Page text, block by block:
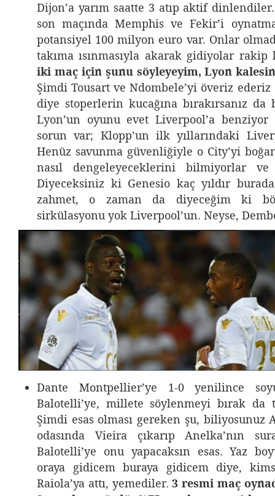
Dijon’a yarım saatte 3 atıp aktif
son maçında Memphis ve Fekir’i
potansiyel 100 milyon euro var. Onlar
takıma ısınmasıyla akarak gidiyolar rakip
iki maç için şunu söyleyeyim, Lyon
Şimdi Tousart ve Ndombele’yi överiz ederiz
diye stoperlerin kucağına bırakırsanız da
Lyon’un oyunu evet Liverpool’a
sorun var; Klopp’un ilk yıllarındaki
Henüz savunma güvenliğiyle o City’yi
nasıl dengeleyeceklerini bilmiyorlar
Diyeceksiniz ki Genesio kaç yıldır
zahmet, o zaman da diyeceğim ki
sirkülasyonu yok Liverpool’un. Neyse,
Dante Montpellier’ye 1-0 yenilince
Balotelli’ye, millete söylenmeyi bırak da
Şimdi esas olması gereken şu, biliyosunuz
odasında Vieira çıkarıp Anelka’nın
Balotelli’ye onu yapacaksın esas. Yaz
oraya gidicem buraya gidicem diye,
Raiola’ya attı, yemediler. 3 resmi maç